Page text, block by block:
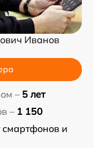
Иванов
– 5 лет
– 1 150
смартфонов и